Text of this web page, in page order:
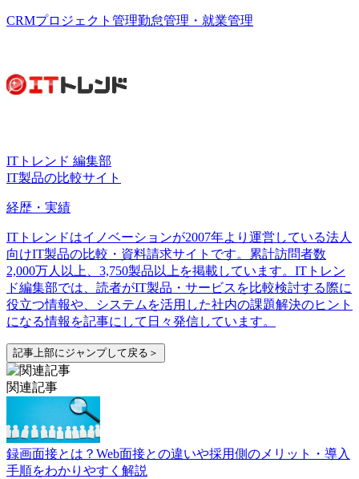
CRMプロジェクト管理勤怠管理・就業管理
ITトレンド 編集部
IT製品の比較サイト
経歴・実績
ITトレンドはイノベーションが2007年より運営している法人
向けIT製品の比較・資料請求サイトです。累計訪問者数
2,000万人以上、3,750製品以上を掲載しています。ITトレン
ド編集部では、読者がIT製品・サービスを比較検討する際に
役立つ情報や、システムを活用した社内の課題解決のヒント
になる情報を記事にして日々発信しています。
記事上部にジャンプして戻る＞
関連記事
録画面接とは？Web面接との違いや採用側のメリット・導入
手順をわかりやすく解説